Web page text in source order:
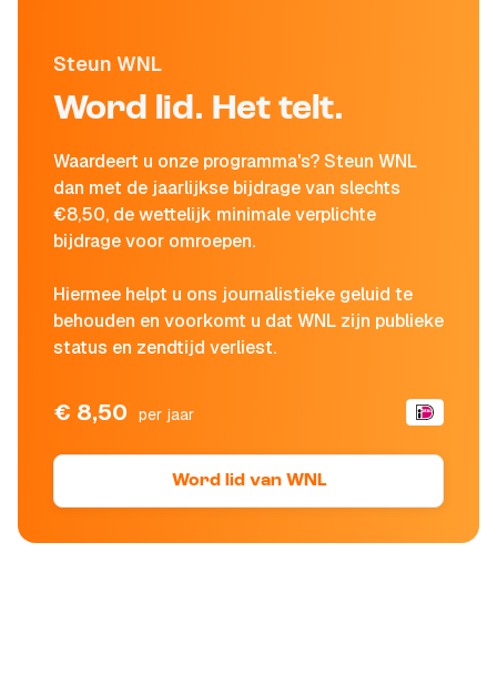
Steun WNL
Word lid. Het telt.
Waardeert u onze programma's? Steun WNL
dan met de jaarlijkse bijdrage van slechts
€8,50, de wettelijk minimale verplichte
bijdrage voor omroepen.
Hiermee helpt u ons journalistieke geluid te
behouden en voorkomt u dat WNL zijn publieke
status en zendtijd verliest.
€ 8,50 per jaar
Word lid van WNL